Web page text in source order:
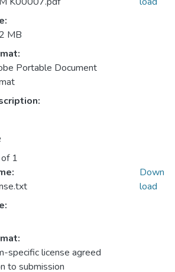
MB
Portable Document
1
specific license agreed
to submission
Down
load